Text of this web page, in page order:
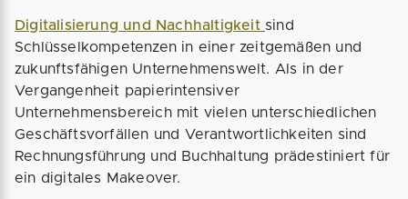
Digitalisierung und Nachhaltigkeit sind
Schlüsselkompetenzen in einer zeitgemäßen und
zukunftsfähigen Unternehmenswelt. Als in der
Vergangenheit papierintensiver
Unternehmensbereich mit vielen unterschiedlichen
Geschäftsvorfällen und Verantwortlichkeiten sind
Rechnungsführung und Buchhaltung prädestiniert für
ein digitales Makeover.